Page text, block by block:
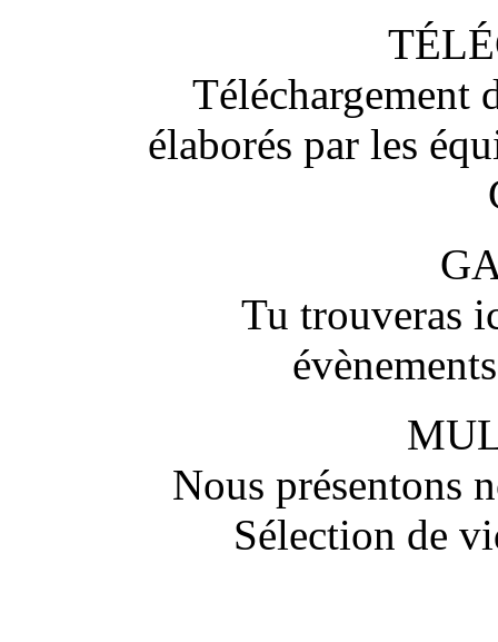
Téléchargement
élaborés par les
Tu trouveras
Nous présentons
Sélection de